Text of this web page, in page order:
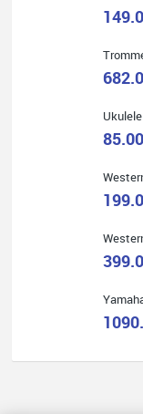
Klein...aber fein!